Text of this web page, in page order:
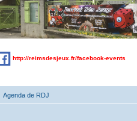
http://reimsdesjeux.fr/facebook-events
Agenda de RDJ